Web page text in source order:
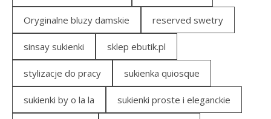
Oryginalne bluzy damskie reserved swetry
sinsay sukienki sklep ebutik.pl
stylizacje do pracy sukienka quiosque
sukienki by o la la sukienki proste i eleganckie